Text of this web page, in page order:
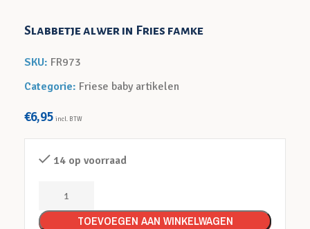
Slabbetje alwer in Fries famke
SKU: FR973
Categorie: Friese baby artikelen
€6,95 incl. BTW
14 op voorraad
TOEVOEGEN AAN WINKELWAGEN